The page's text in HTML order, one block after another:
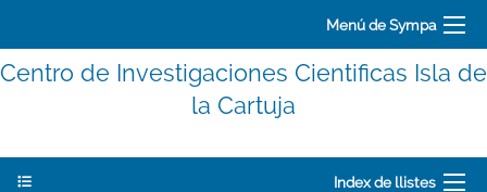
Menú de Sympa
Centro de Investigaciones Cientificas Isla de
la Cartuja
Index de llistes